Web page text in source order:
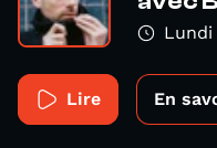
Lundi
Lire En